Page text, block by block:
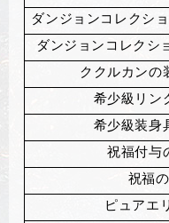
ダンジョンコレクシ
ダンジョンコレクシ
ククルカンの
希少級リン
希少級装身
祝福付与
祝福
ピュアエ